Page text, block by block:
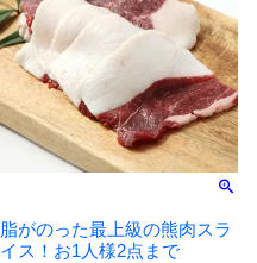
脂がのった最上級の熊肉スラ
イス！お1人様2点まで